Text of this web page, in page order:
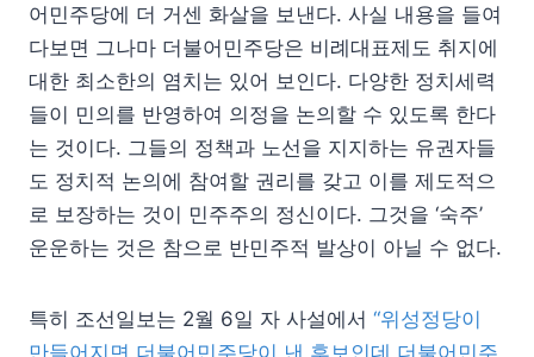
어민주당에 더 거센 화살을 보낸다. 사실 내용을 들여
다보면 그나마 더불어민주당은 비례대표제도 취지에
대한 최소한의 염치는 있어 보인다. 다양한 정치세력
들이 민의를 반영하여 의정을 논의할 수 있도록 한다
는 것이다. 그들의 정책과 노선을 지지하는 유권자들
도 정치적 논의에 참여할 권리를 갖고 이를 제도적으
로 보장하는 것이 민주주의 정신이다. 그것을 ‘숙주’
운운하는 것은 참으로 반민주적 발상이 아닐 수 없다.
특히 조선일보는 2월 6일 자 사설에서 “위성정당이
만들어지면 더불어민주당이 낸 후보인데 더불어민주